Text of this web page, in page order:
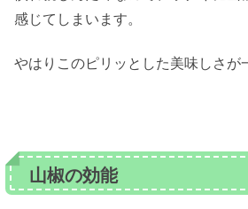
感じてしまいます。
やはりこのピリッとした美味しさが
山椒の効能